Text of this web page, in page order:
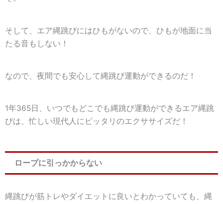
そして、エア縄跳びにはひもがないので、 ひもが地面に当
たる音もしない！
なので、 夜間でも安心して縄跳び運動ができるのだ！
1年365日、いつでもどこでも縄跳び運動ができるエア縄跳
びは、忙しい現代人にピッタリのエクササイズだ！
ロープに引っかからない
縄跳びが筋トレやダイエットに良いとわかっていても、縄